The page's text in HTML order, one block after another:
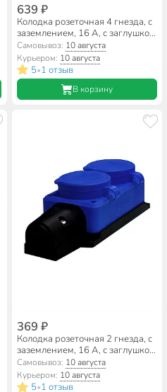
639 ₽
Колодка розеточная 4 гнезда, с
заземлением, 16 А, с заглушкой,
1-фазная, IP44, каучук, синий,
UNIVersal, 3045
Самовывоз: 10 августа
Курьером: 10 августа
5•1 отзыв
В корзину
369 ₽
Колодка розеточная 2 гнезда, с
заземлением, 16 А, с заглушкой,
1-фазная, IP44, каучук, синий,
UNIVersal, 3043
Самовывоз: 10 августа
Курьером: 10 августа
5•1 отзыв